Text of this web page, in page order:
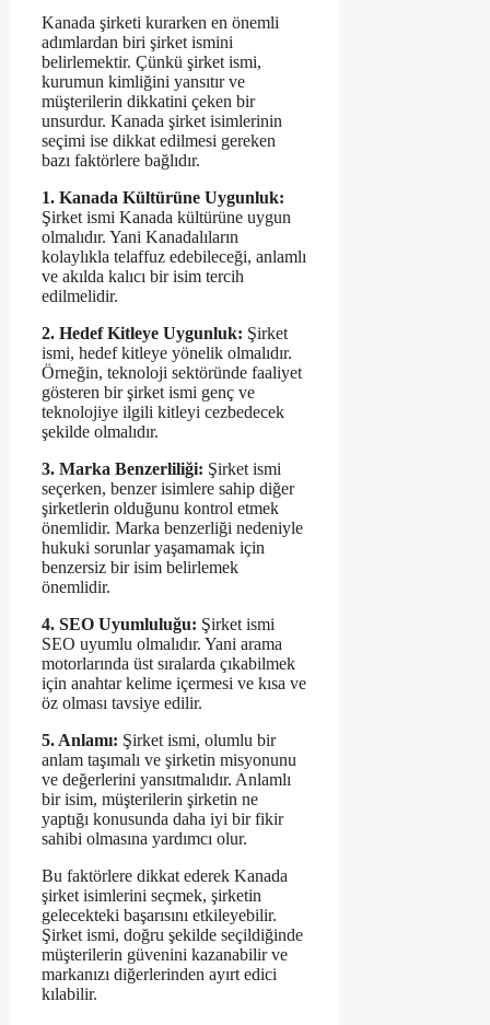
Kanada şirketi kurarken en önemli
adımlardan biri şirket ismini
belirlemektir. Çünkü şirket ismi,
kurumun kimliğini yansıtır ve
müşterilerin dikkatini çeken bir
unsurdur. Kanada şirket isimlerinin
seçimi ise dikkat edilmesi gereken
bazı faktörlere bağlıdır.
1. Kanada Kültürüne Uygunluk:
Şirket ismi Kanada kültürüne uygun
olmalıdır. Yani Kanadalıların
kolaylıkla telaffuz edebileceği, anlamlı
ve akılda kalıcı bir isim tercih
edilmelidir.
2. Hedef Kitleye Uygunluk: Şirket
ismi, hedef kitleye yönelik olmalıdır.
Örneğin, teknoloji sektöründe faaliyet
gösteren bir şirket ismi genç ve
teknolojiye ilgili kitleyi cezbedecek
şekilde olmalıdır.
3. Marka Benzerliliği: Şirket ismi
seçerken, benzer isimlere sahip diğer
şirketlerin olduğunu kontrol etmek
önemlidir. Marka benzerliği nedeniyle
hukuki sorunlar yaşamamak için
benzersiz bir isim belirlemek
önemlidir.
4. SEO Uyumluluğu: Şirket ismi
SEO uyumlu olmalıdır. Yani arama
motorlarında üst sıralarda çıkabilmek
için anahtar kelime içermesi ve kısa ve
öz olması tavsiye edilir.
5. Anlamı: Şirket ismi, olumlu bir
anlam taşımalı ve şirketin misyonunu
ve değerlerini yansıtmalıdır. Anlamlı
bir isim, müşterilerin şirketin ne
yaptığı konusunda daha iyi bir fikir
sahibi olmasına yardımcı olur.
Bu faktörlere dikkat ederek Kanada
şirket isimlerini seçmek, şirketin
gelecekteki başarısını etkileyebilir.
Şirket ismi, doğru şekilde seçildiğinde
müşterilerin güvenini kazanabilir ve
markanızı diğerlerinden ayırt edici
kılabilir.